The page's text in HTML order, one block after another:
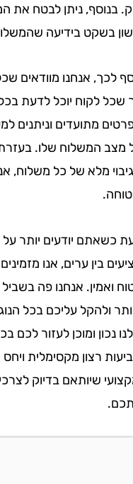
ניתן לבטח את
בידיעה שהמשלוח
אנחנו מוודאים שכל
לקוח יוכל לדעת בכל
מתועדים וניתנים
המשלוח שלו. בעזרת
מלא של כל משלוח, אנחנו
יודעים יותר על
בין ערים, אנו מזמינים
אנחנו פה בשביל
עליכם בכל הנוגע
ומוכן לעזור לכם
רצון מקסימלית ויחס
שיותאם בדיוק